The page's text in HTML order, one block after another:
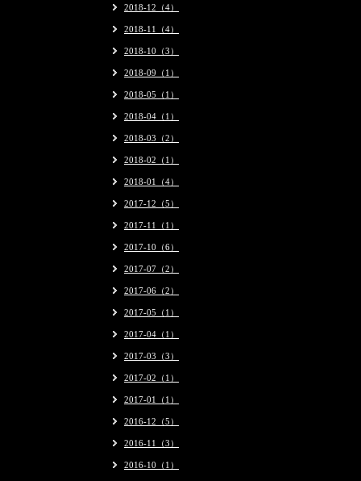
2018-12（4）
2018-11（4）
2018-10（3）
2018-09（1）
2018-05（1）
2018-04（1）
2018-03（2）
2018-02（1）
2018-01（4）
2017-12（5）
2017-11（1）
2017-10（6）
2017-07（2）
2017-06（2）
2017-05（1）
2017-04（1）
2017-03（3）
2017-02（1）
2017-01（1）
2016-12（5）
2016-11（3）
2016-10（1）